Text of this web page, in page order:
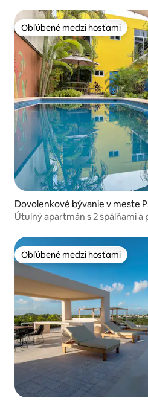
Obľúbené medzi hosťami
Obľúbené medzi hosťami
Dovolenkové bývanie v meste
en
Útulný apartmán s 2 spálňami
Obľúbené medzi hosťami
Obľúbené medzi hosťami